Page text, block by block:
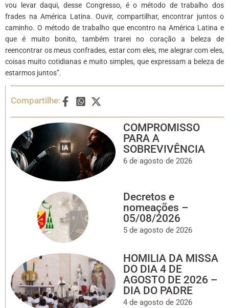
vou levar daqui, desse Congresso, é o método de trabalho dos
frades na América Latina. Ouvir, compartilhar, encontrar juntos o
caminho. O método de trabalho que encontro na América Latina e
que é muito bonito, também trarei no coração a beleza de
reencontrar os meus confrades, estar com eles, me alegrar com eles,
coisas muito cotidianas e muito simples, que expressam a beleza de
estarmos juntos”.
Compartilhe:
COMPROMISSO
PARA A
SOBREVIVÊNCIA
6 de agosto de 2026
Decretos e
nomeações –
05/08/2026
5 de agosto de 2026
HOMILIA DA MISSA
DO DIA 4 DE
AGOSTO DE 2026 –
DIA DO PADRE
4 de agosto de 2026